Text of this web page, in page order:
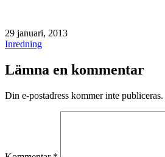
Publicerat
den
29 januari, 2013
Kategoriserat
Inredning
Lämna en kommentar
Din e-postadress kommer inte publiceras.